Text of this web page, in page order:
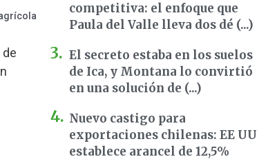
competitiva: el enfoque que
Paula del Valle lleva dos dé (...)
El secreto estaba en los suelos
de Ica, y Montana lo convirtió
en una solución de (...)
Nuevo castigo para
exportaciones chilenas: EE UU
establece arancel de 12,5%